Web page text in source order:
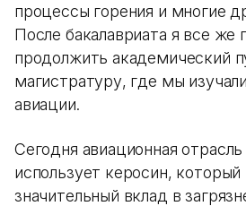
процессы горения и многие
После бакалавриата я все же
продолжить академический
магистратуру, где мы
авиации.
Сегодня авиационная
использует керосин, который
значительный вклад в